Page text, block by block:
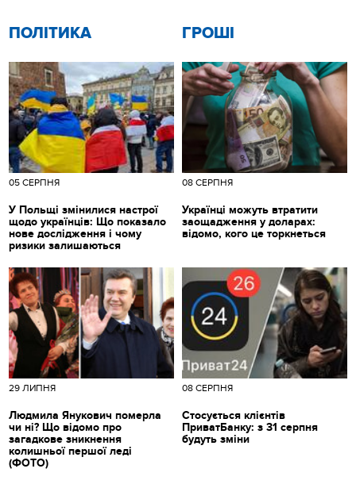
ПОЛІТИКА
05 СЕРПНЯ
У Польщі змінилися настрої
щодо українців: Що показало
нове дослідження і чому
ризики залишаються
ГРОШІ
08 СЕРПНЯ
Українці можуть втратити
заощадження у доларах:
відомо, кого це торкнеться
29 ЛИПНЯ
Людмила Янукович померла
чи ні? Що відомо про
загадкове зникнення
колишньої першої леді
(ФОТО)
08 СЕРПНЯ
Стосується клієнтів
ПриватБанку: з 31 серпня
будуть зміни